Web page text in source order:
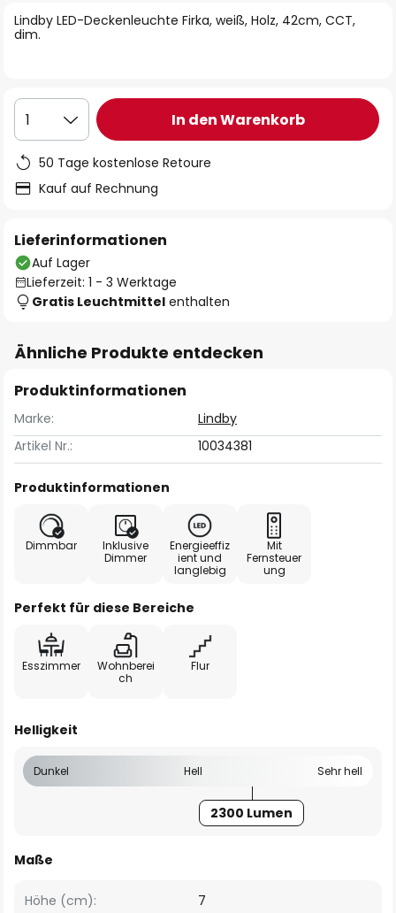
Lindby LED-Deckenleuchte Firka, weiß, Holz, 42cm, CCT,
dim.
1 In den Warenkorb
50 Tage kostenlose Retoure
Kauf auf Rechnung
Lieferinformationen
Auf Lager
Lieferzeit: 1 - 3 Werktage
Gratis Leuchtmittel enthalten
Ähnliche Produkte entdecken
Produktinformationen
Marke:
Lindby
Artikel Nr.:
10034381
Produktinformationen
Dimmbar
Inklusive
Dimmer
Energieeffiz
ient und
langlebig
Mit
Fernsteuer
ung
Perfekt für diese Bereiche
Esszimmer
Wohnberei
ch
Flur
Helligkeit
Dunkel Hell Sehr hell
2300 Lumen
Maße
Höhe (cm): 7